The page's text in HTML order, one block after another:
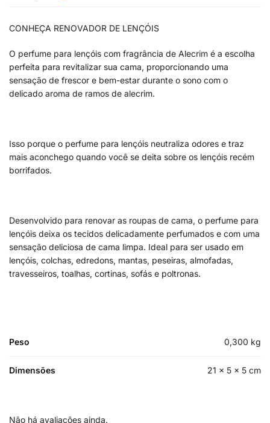
CONHEÇA RENOVADOR DE LENÇÓIS
O perfume para lençóis com fragrância de Alecrim é a escolha
perfeita para revitalizar sua cama, proporcionando uma
sensação de frescor e bem-estar durante o sono com o
delicado aroma de ramos de alecrim.
Isso porque o perfume para lençóis neutraliza odores e traz
mais aconchego quando você se deita sobre os lençóis recém
borrifados.
Desenvolvido para renovar as roupas de cama, o perfume para
lençóis deixa os tecidos delicadamente perfumados e com uma
sensação deliciosa de cama limpa. Ideal para ser usado em
lençóis, colchas, edredons, mantas, peseiras, almofadas,
travesseiros, toalhas, cortinas, sofás e poltronas.
Peso 0,300 kg
Dimensões 21 × 5 × 5 cm
Não há avaliações ainda.